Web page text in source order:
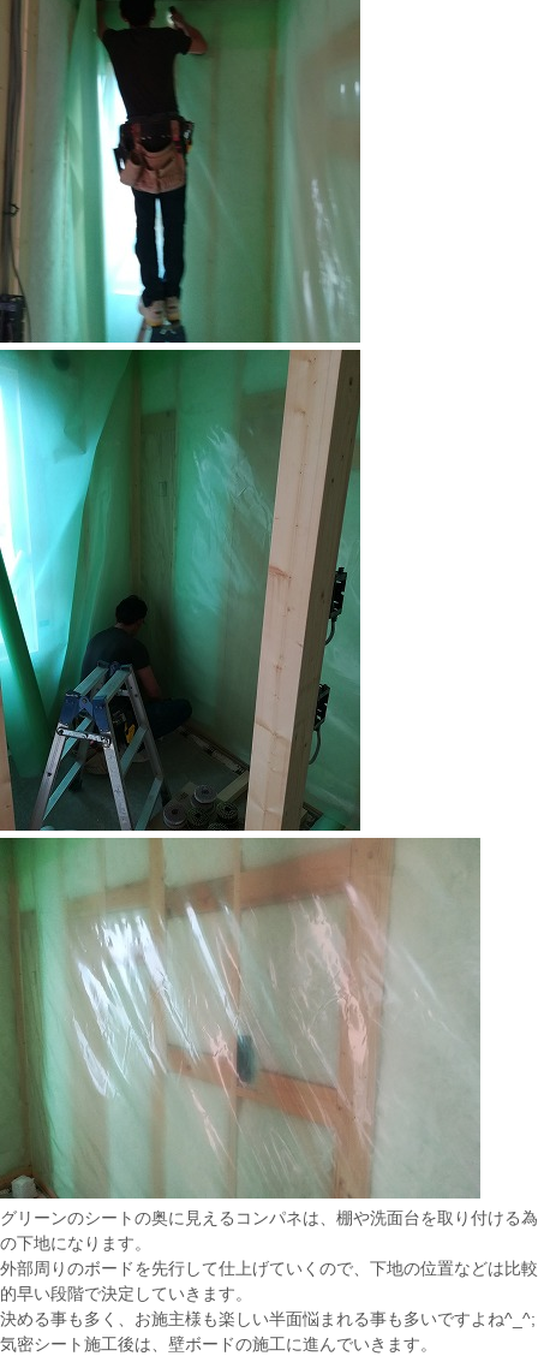
グリーンのシートの奥に見えるコンパネは、棚や洗面台を取り付ける為
の下地になります。
外部周りのボードを先行して仕上げていくので、下地の位置などは比較
的早い段階で決定していきます。
決める事も多く、お施主様も楽しい半面悩まれる事も多いですよね^_^;
気密シート施工後は、壁ボードの施工に進んでいきます。